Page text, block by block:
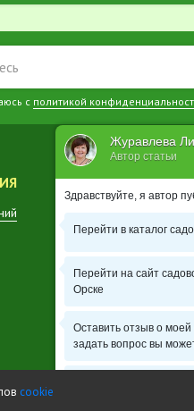
Журавлева
Автор статьи
Здравствуйте, я автор
Перейти в каталог
Перейти на сайт
Орске
Оставить отзыв о моей
задать вопрос вы
с политикой
cookie